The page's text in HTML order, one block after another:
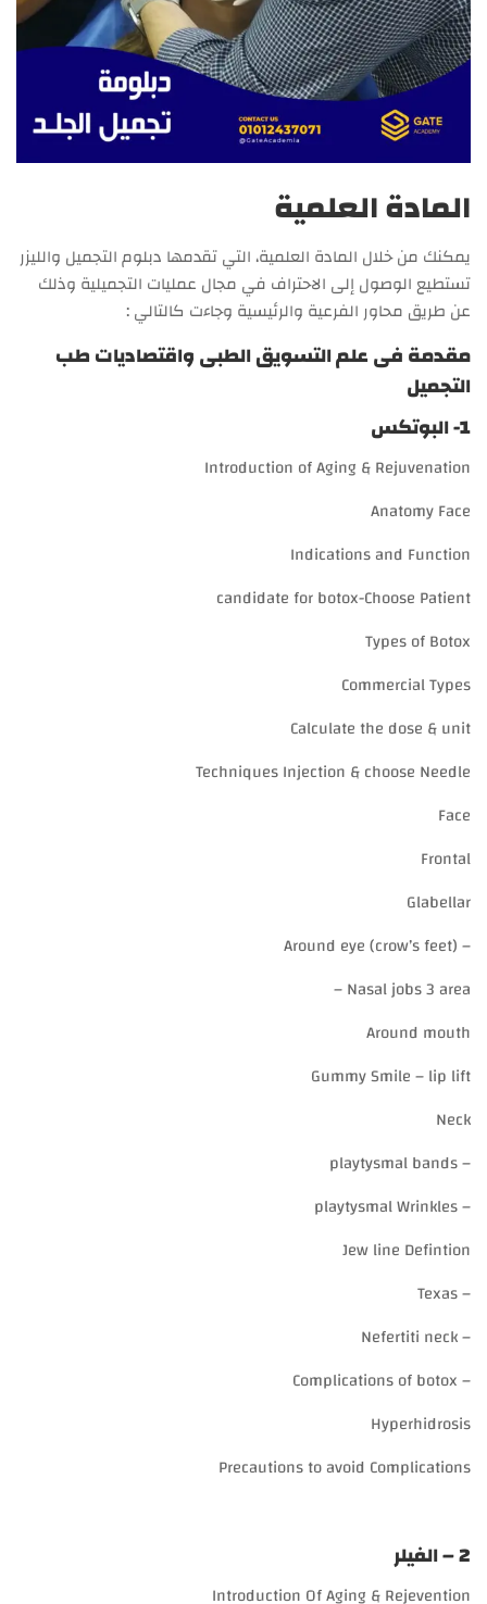
المادة العلمية
يمكنك من خلال المادة العلمية، التي تقدمها دبلوم التجميل والليزر
تستطيع الوصول إلى الاحتراف في مجال عمليات التجميلية وذلك
عن طريق محاور الفرعية والرئيسية وجاءت كالتالي :
مقدمة فى علم التسويق الطبى واقتصاديات طب
التجميل
1- البوتكس
Introduction of Aging & Rejuvenation
Anatomy Face
Indications and Function
candidate for botox-Choose Patient
Types of Botox
Commercial Types
Calculate the dose & unit
Techniques Injection & choose Needle
Face
Frontal
Glabellar
– (Around eye (crow’s feet
Nasal jobs 3 area –
Around mouth
Gummy Smile – lip lift
Neck
– playtysmal bands
– playtysmal Wrinkles
Jew line Defintion
– Texas
– Nefertiti neck
– Complications of botox
Hyperhidrosis
Precautions to avoid Complications
2 – الفيلر
Introduction Of Aging & Rejevention